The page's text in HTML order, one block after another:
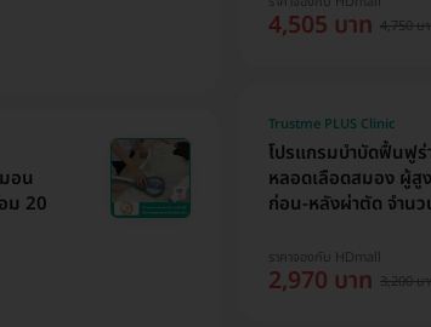
อน
ม 20
4,505 บาท 4,750 บ
โปรแกรมบำบัดฟื้นฟูร่
หลอดเลือดสมอง ผู้สู
ก่อน-หลังผ่าตัด จำน
Trustme PLUS Clinic
ราคาจองกับ HDmall
2,970 บาท 3,200 บ